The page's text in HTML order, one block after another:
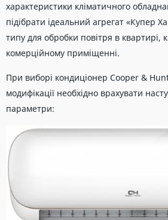
характеристики кліматичного
підібрати ідеальний агрегат «Купер
типу для обробки повітря в квартирі,
комерційному приміщенні.
При виборі кондиціонер Cooper &
модифікації необхідно врахувати
параметри: